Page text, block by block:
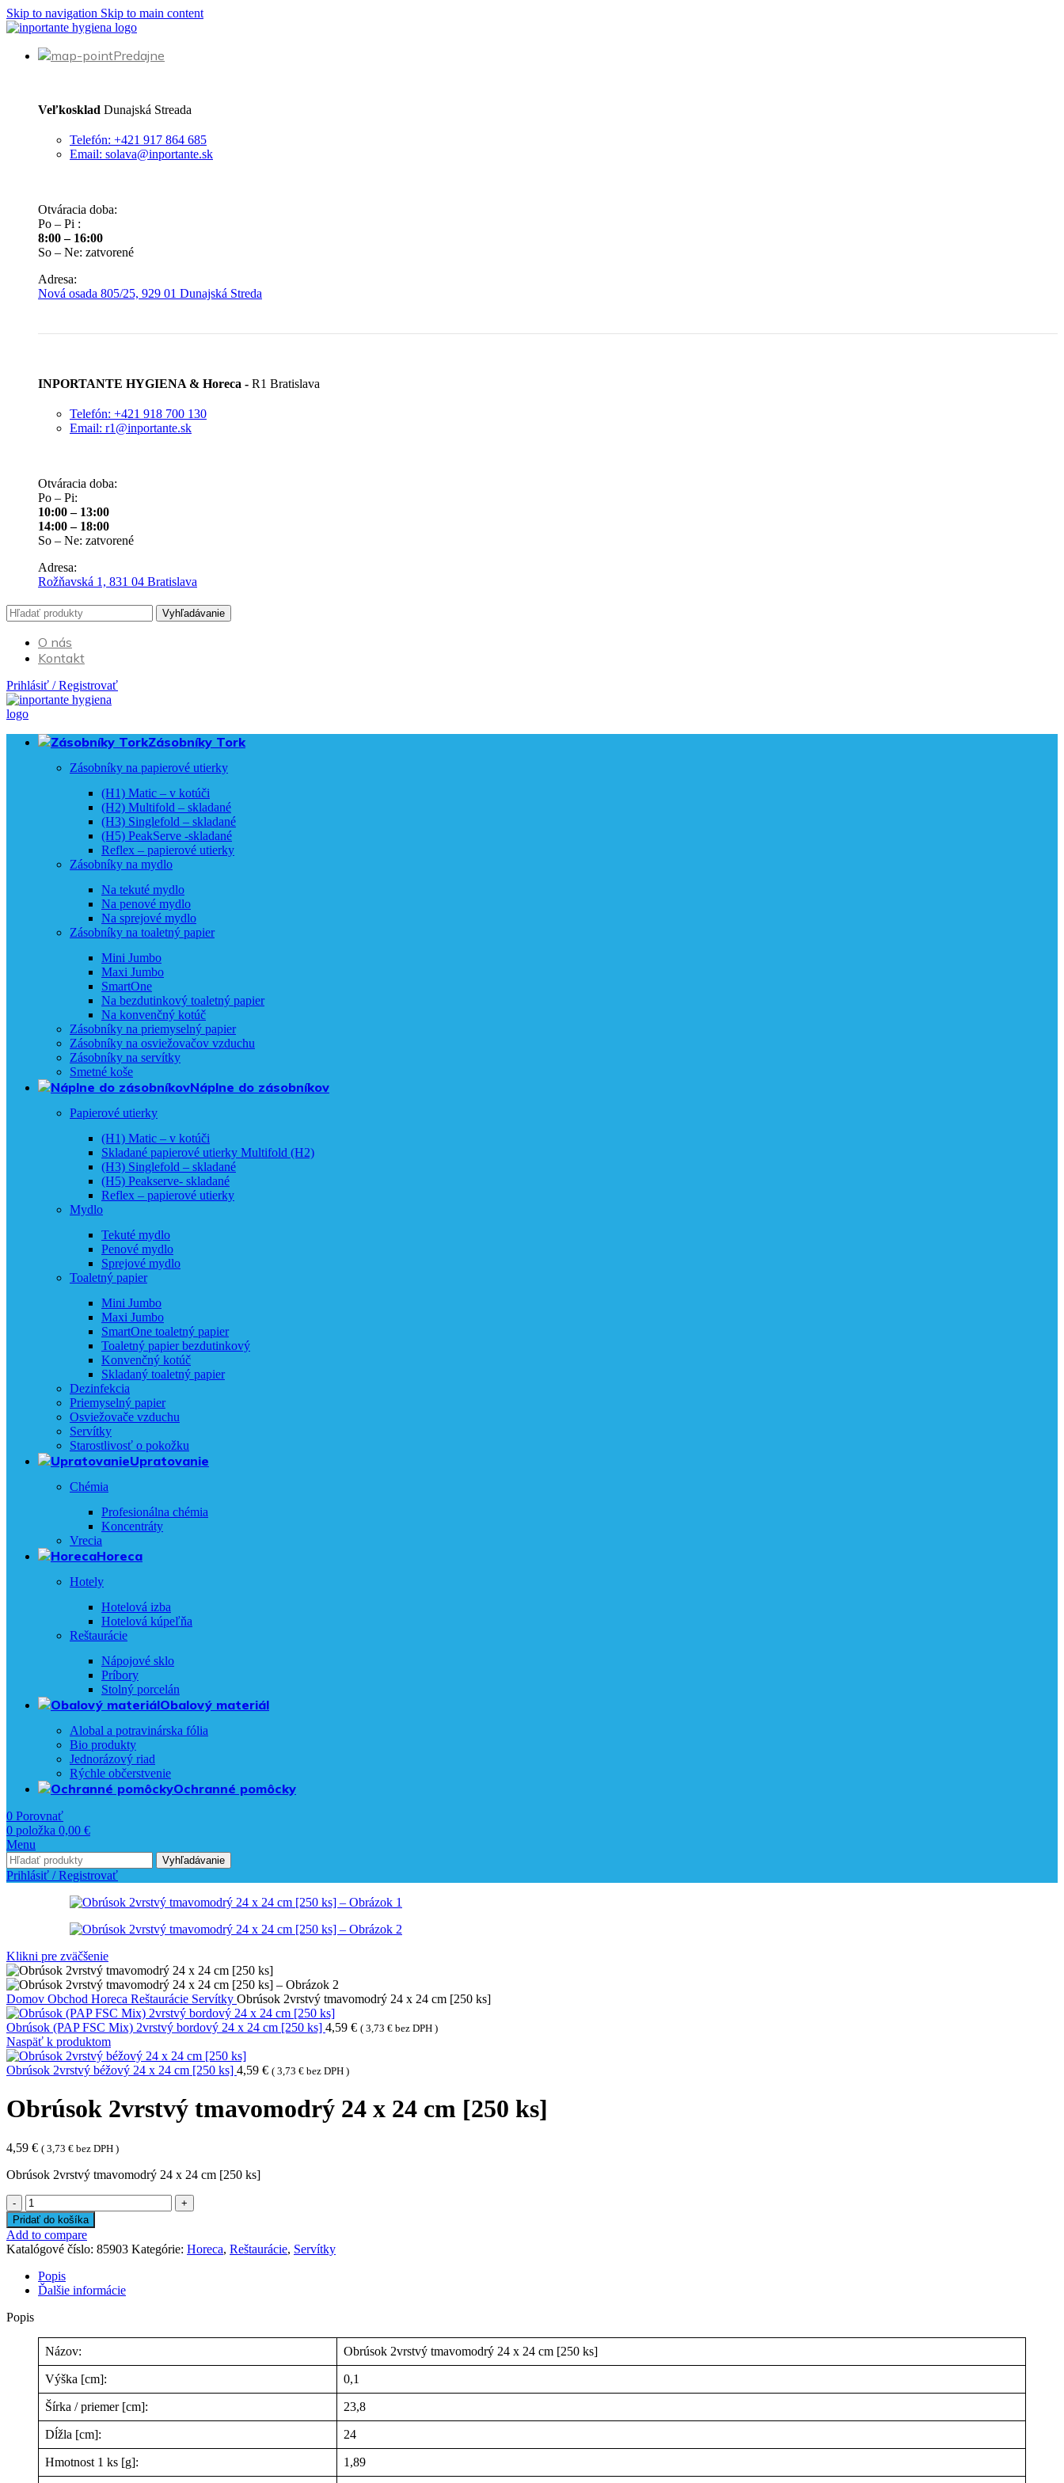
Skip to navigation Skip to main content
Predajne
Veľkosklad Dunajská Streada
Telefón: +421 917 864 685
Email: solava@inportante.sk
Otváracia doba:
Po – Pi :
8:00 – 16:00
So – Ne: zatvorené
Adresa:
Nová osada 805/25, 929 01 Dunajská Streda
INPORTANTE HYGIENA & Horeca - R1 Bratislava
Telefón: +421 918 700 130
Email: r1@inportante.sk
Otváracia doba:
Po – Pi:
10:00 – 13:00
14:00 – 18:00
So – Ne: zatvorené
Adresa:
Rožňavská 1, 831 04 Bratislava
Vyhľadávanie
O nás
Kontakt
Prihlásiť / Registrovať
Zásobníky Tork
Zásobníky na papierové utierky
(H1) Matic – v kotúči
(H2) Multifold – skladané
(H3) Singlefold – skladané
(H5) PeakServe -skladané
Reflex – papierové utierky
Zásobníky na mydlo
Na tekuté mydlo
Na penové mydlo
Na sprejové mydlo
Zásobníky na toaletný papier
Mini Jumbo
Maxi Jumbo
SmartOne
Na bezdutinkový toaletný papier
Na konvenčný kotúč
Zásobníky na priemyselný papier
Zásobníky na osviežovačov vzduchu
Zásobníky na servítky
Smetné koše
Náplne do zásobníkov
Papierové utierky
(H1) Matic – v kotúči
Skladané papierové utierky Multifold (H2)
(H3) Singlefold – skladané
(H5) Peakserve- skladané
Reflex – papierové utierky
Mydlo
Tekuté mydlo
Penové mydlo
Sprejové mydlo
Toaletný papier
Mini Jumbo
Maxi Jumbo
SmartOne toaletný papier
Toaletný papier bezdutinkový
Konvenčný kotúč
Skladaný toaletný papier
Dezinfekcia
Priemyselný papier
Osviežovače vzduchu
Servítky
Starostlivosť o pokožku
Upratovanie
Chémia
Profesionálna chémia
Koncentráty
Vrecia
Horeca
Hotely
Hotelová izba
Hotelová kúpeľňa
Reštaurácie
Nápojové sklo
Príbory
Stolný porcelán
Obalový materiál
Alobal a potravinárska fólia
Bio produkty
Jednorázový riad
Rýchle občerstvenie
Ochranné pomôcky
0 Porovnať
0 položka 0,00 €
Menu
Vyhľadávanie
Prihlásiť / Registrovať
Klikni pre zväčšenie
Domov Obchod Horeca Reštaurácie Servítky Obrúsok 2vrstvý tmavomodrý 24 x 24 cm [250 ks]
Obrúsok (PAP FSC Mix) 2vrstvý bordový 24 x 24 cm [250 ks] 4,59 € ( 3,73 € bez DPH )
Naspäť k produktom
Obrúsok 2vrstvý béžový 24 x 24 cm [250 ks] 4,59 € ( 3,73 € bez DPH )
Obrúsok 2vrstvý tmavomodrý 24 x 24 cm [250 ks]
4,59 € ( 3,73 € bez DPH )
Obrúsok 2vrstvý tmavomodrý 24 x 24 cm [250 ks]
množstvo
Obrúsok
2vrstvý
tmavomodrý
24
x
24
cm
[250
Pridať do košíka
Add to compare
Katalógové číslo: 85903 Kategórie: Horeca, Reštaurácie, Servítky
Popis
Ďalšie informácie
Popis
Názov: Obrúsok 2vrstvý tmavomodrý 24 x 24 cm [250 ks]
Výška [cm]: 0,1
Šírka / priemer [cm]: 23,8
Dĺžla [cm]: 24
Hmotnost 1 ks [g]: 1,89